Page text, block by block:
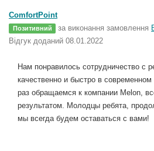
ComfortPoint
Позитивний за виконання замовлення
Відгук доданий 08.01.2022
Нам понравилось сотрудничество с
качественно и быстро в
раз обращаемся к компании Melon,
результатом. Молодцы ребята,
мы всегда будем оставаться с вами!